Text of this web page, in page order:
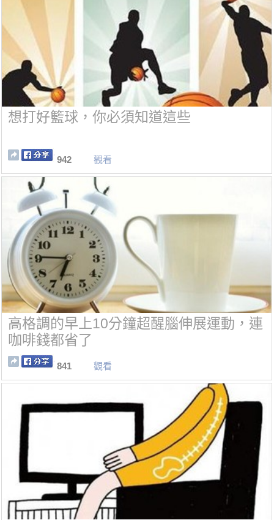
想打好籃球，你必須知道這些
942 觀看
高格調的早上10分鐘超醒腦伸展運動，連
咖啡錢都省了
841 觀看